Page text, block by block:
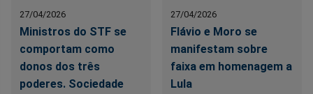
27/04/2026
Ministros do STF se
comportam como
donos dos três
poderes. Sociedade
27/04/2026
Flávio e Moro se
manifestam sobre
faixa em homenagem a
Lula